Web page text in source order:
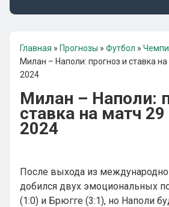
Главная » Прогнозы » Футбол »
Милан – Наполи: прогноз и ставка
2024
Милан – Наполи:
ставка на матч
2024
После выхода из
добился двух эмоциональных
(1:0) и Брюгге (3:1), но Наполи